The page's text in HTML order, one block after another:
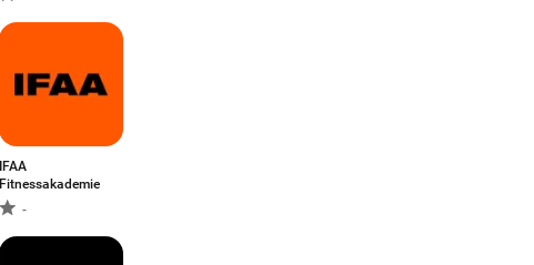
IFAA
Fitnessakademie
-